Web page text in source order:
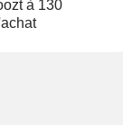
à 130